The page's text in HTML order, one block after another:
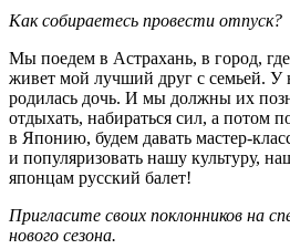
Как собираетесь провести отпуск?
Мы поедем в Астрахань, в город,
живет мой лучший друг с семьей. У
родилась дочь. И мы должны их
отдыхать, набираться сил, а потом
в Японию, будем давать мастер-
и популяризовать нашу культуру,
японцам русский балет!
Пригласите своих поклонников на
нового сезона.